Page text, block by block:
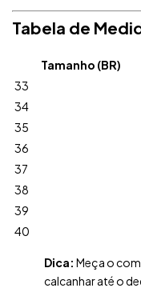
Tabela de
Tamanho (BR)
33
34
35
36
37
38
39
40
Dica: Meça o
calcanhar até o